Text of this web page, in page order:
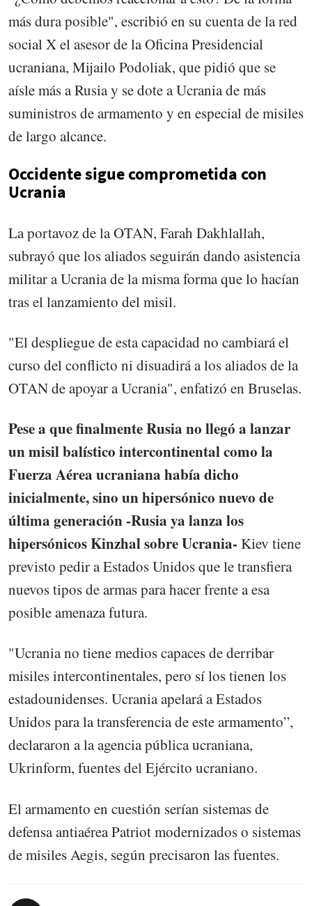
más dura posible", escribió en su cuenta de la red
social X el asesor de la Oficina Presidencial
ucraniana, Mijailo Podoliak, que pidió que se
aísle más a Rusia y se dote a Ucrania de más
suministros de armamento y en especial de misiles
de largo alcance.
Occidente sigue comprometida con
Ucrania
La portavoz de la OTAN, Farah Dakhlallah,
subrayó que los aliados seguirán dando asistencia
militar a Ucrania de la misma forma que lo hacían
tras el lanzamiento del misil.
"El despliegue de esta capacidad no cambiará el
curso del conflicto ni disuadirá a los aliados de la
OTAN de apoyar a Ucrania", enfatizó en Bruselas.
Pese a que finalmente Rusia no llegó a lanzar
un misil balístico intercontinental como la
Fuerza Aérea ucraniana había dicho
inicialmente, sino un hipersónico nuevo de
última generación -Rusia ya lanza los
hipersónicos Kinzhal sobre Ucrania- Kiev tiene
previsto pedir a Estados Unidos que le transfiera
nuevos tipos de armas para hacer frente a esa
posible amenaza futura.
"Ucrania no tiene medios capaces de derribar
misiles intercontinentales, pero sí los tienen los
estadounidenses. Ucrania apelará a Estados
Unidos para la transferencia de este armamento”,
declararon a la agencia pública ucraniana,
Ukrinform, fuentes del Ejército ucraniano.
El armamento en cuestión serían sistemas de
defensa antiaérea Patriot modernizados o sistemas
de misiles Aegis, según precisaron las fuentes.